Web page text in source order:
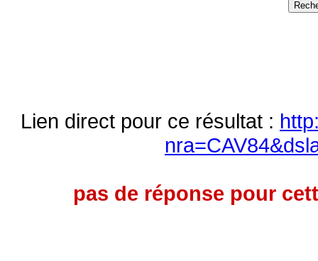
Lien direct pour ce résultat :
pas de réponse pour